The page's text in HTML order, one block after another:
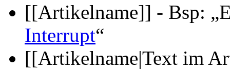
[[Artikelname]] - Bsp:
Interrupt“
[[Artikelname|Text im